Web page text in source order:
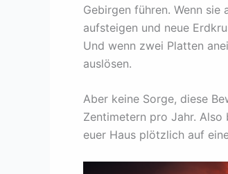
Gebirgen führen. Wenn sie
aufsteigen und neue
Und wenn zwei Platten
auslösen.
Aber keine Sorge, diese
Zentimetern pro Jahr.
euer Haus plötzlich auf